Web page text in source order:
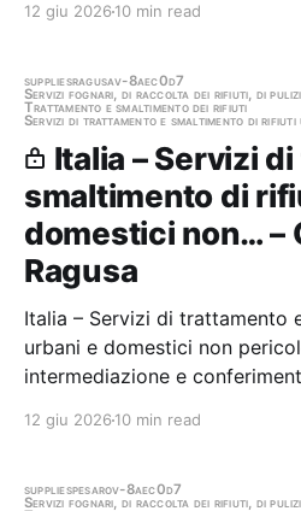
scaduta, in attesa di
12 giu 2026 10 min read
suppliesragusav-8aec0d7
Servizi fognari, di raccolta dei rifiuti, di
Trattamento e smaltimento dei rifiuti
Servizi di trattamento e smaltimento di rifiuti
Italia – Servizi
smaltimento di
domestici non… –
Ragusa
Italia – Servizi di trattamento
urbani e domestici non
intermediazione e
costituiti dai rifiuti
12 giu 2026 10 min read
suppliespesarov-8aec0d7
Servizi fognari, di raccolta dei rifiuti, di